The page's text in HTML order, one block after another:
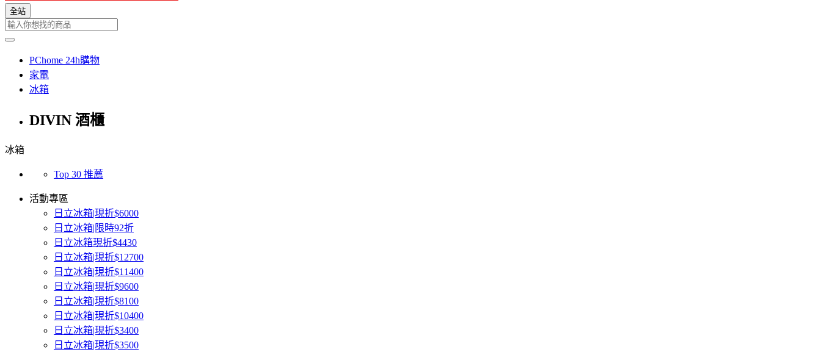
全站
PChome 24h購物
家電
冰箱
DIVIN 酒櫃
冰箱
Top 30 推薦
活動專區
日立冰箱|現折$6000
日立冰箱|限時92折
日立冰箱現折$4430
日立冰箱|現折$12700
日立冰箱|現折$11400
日立冰箱|現折$9600
日立冰箱|現折$8100
日立冰箱|現折$10400
日立冰箱|現折$3400
日立冰箱|現折$3500